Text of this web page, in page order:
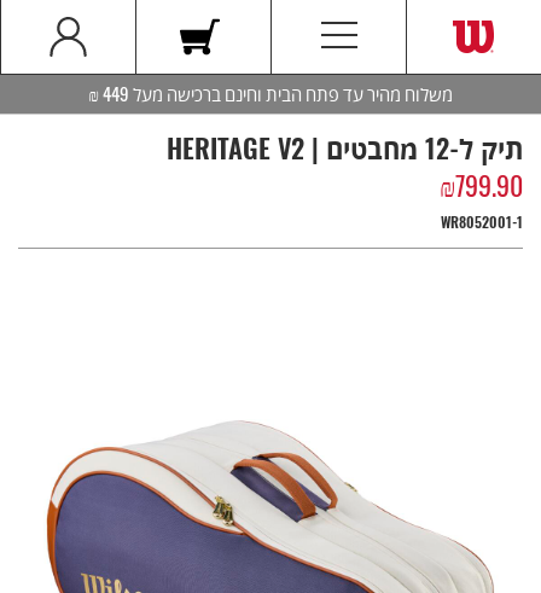
משלוח מהיר עד פתח הבית וחינם ברכישה מעל 449 ₪
תיק ל-12 מחבטים | HERITAGE V2
₪799.90
WR8052001-1